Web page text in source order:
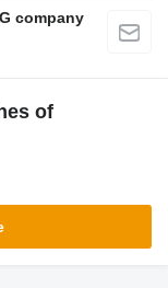
company
of